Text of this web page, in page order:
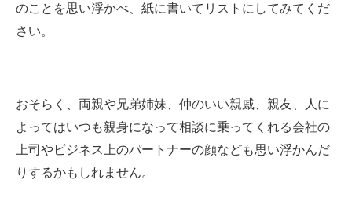
のことを思い浮かべ、紙に書いてリストにしてみてくだ
さい。
おそらく、両親や兄弟姉妹、仲のいい親戚、親友、人に
よってはいつも親身になって相談に乗ってくれる会社の
上司やビジネス上のパートナーの顔なども思い浮かんだ
りするかもしれません。